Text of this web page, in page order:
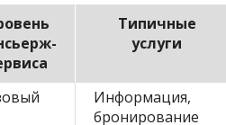
Типичные
услуги
Информация,
бронирование